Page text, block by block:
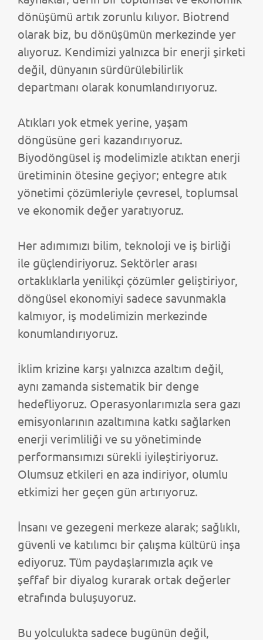
dönüşümü artık zorunlu kılıyor. Biotrend
olarak biz, bu dönüşümün merkezinde yer
alıyoruz. Kendimizi yalnızca bir enerji şirketi
değil, dünyanın sürdürülebilirlik
departmanı olarak konumlandırıyoruz.
Atıkları yok etmek yerine, yaşam
döngüsüne geri kazandırıyoruz.
Biyodöngüsel iş modelimizle atıktan enerji
üretiminin ötesine geçiyor; entegre atık
yönetimi çözümleriyle çevresel, toplumsal
ve ekonomik değer yaratıyoruz.
Her adımımızı bilim, teknoloji ve iş birliği
ile güçlendiriyoruz. Sektörler arası
ortaklıklarla yenilikçi çözümler geliştiriyor,
döngüsel ekonomiyi sadece savunmakla
kalmıyor, iş modelimizin merkezinde
konumlandırıyoruz.
İklim krizine karşı yalnızca azaltım değil,
aynı zamanda sistematik bir denge
hedefliyoruz. Operasyonlarımızla sera gazı
emisyonlarının azaltımına katkı sağlarken
enerji verimliliği ve su yönetiminde
performansımızı sürekli iyileştiriyoruz.
Olumsuz etkileri en aza indiriyor, olumlu
etkimizi her geçen gün artırıyoruz.
İnsanı ve gezegeni merkeze alarak; sağlıklı,
güvenli ve katılımcı bir çalışma kültürü inşa
ediyoruz. Tüm paydaşlarımızla açık ve
şeffaf bir diyalog kurarak ortak değerler
etrafında buluşuyoruz.
Bu yolculukta sadece bugünün değil,